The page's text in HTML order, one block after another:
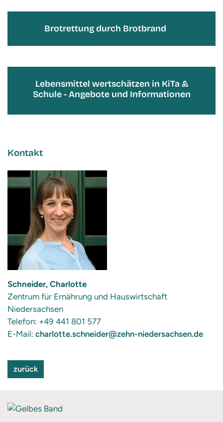
Brotrettung durch Brotbrand
Lebensmittel wertschätzen in KiTa &
Schule - Angebote und Informationen
Kontakt
Schneider, Charlotte
Zentrum für Ernährung und Hauswirtschaft
Niedersachsen
Telefon: +49 441 801 577
E-Mail: charlotte.schneider@zehn-niedersachsen.de
zurück